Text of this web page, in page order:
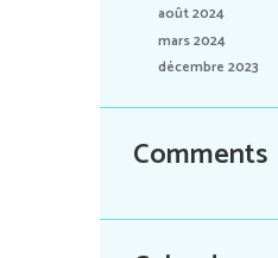
août 2024
mars 2024
décembre 2023
Comments